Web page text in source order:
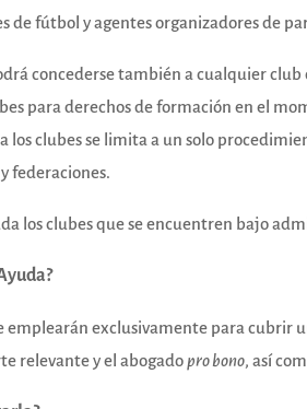
de fútbol y agentes organizadores de
concederse también a cualquier
para derechos de formación en el
los clubes se limita a un solo
federaciones.
los clubes que se encuentren bajo
emplearán exclusivamente para cubrir
relevante y el abogado pro bono, así